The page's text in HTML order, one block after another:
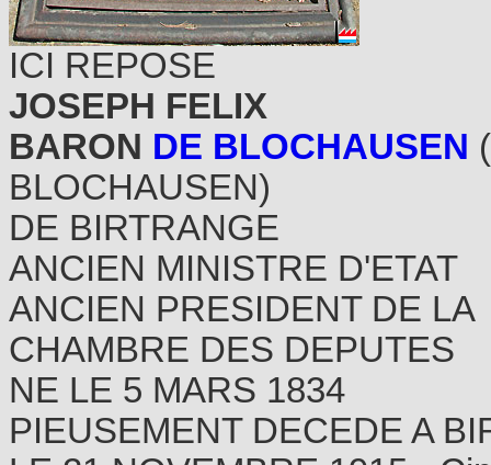
ICI REPOSE
JOSEPH FELIX
BARON DE BLOCHAUSEN
BLOCHAUSEN)
DE BIRTRANGE
ANCIEN MINISTRE D'ETAT
ANCIEN PRESIDENT DE LA
CHAMBRE DES DEPUTES
NE LE 5 MARS 1834
PIEUSEMENT DECEDE A